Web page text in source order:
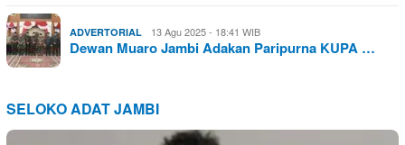
ADVERTORIAL 13 Agu 2025 - 18:41 WIB
Dewan Muaro Jambi Adakan Paripurna KUPA …
SELOKO ADAT JAMBI